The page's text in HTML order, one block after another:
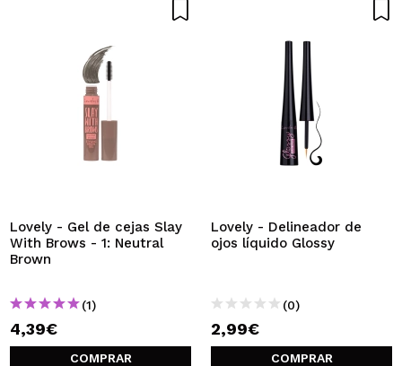
Lovely - Gel de cejas Slay
With Brows - 1: Neutral
Brown
(1)
4,39€
COMPRAR
Lovely - Delineador de
ojos líquido Glossy
(0)
2,99€
COMPRAR